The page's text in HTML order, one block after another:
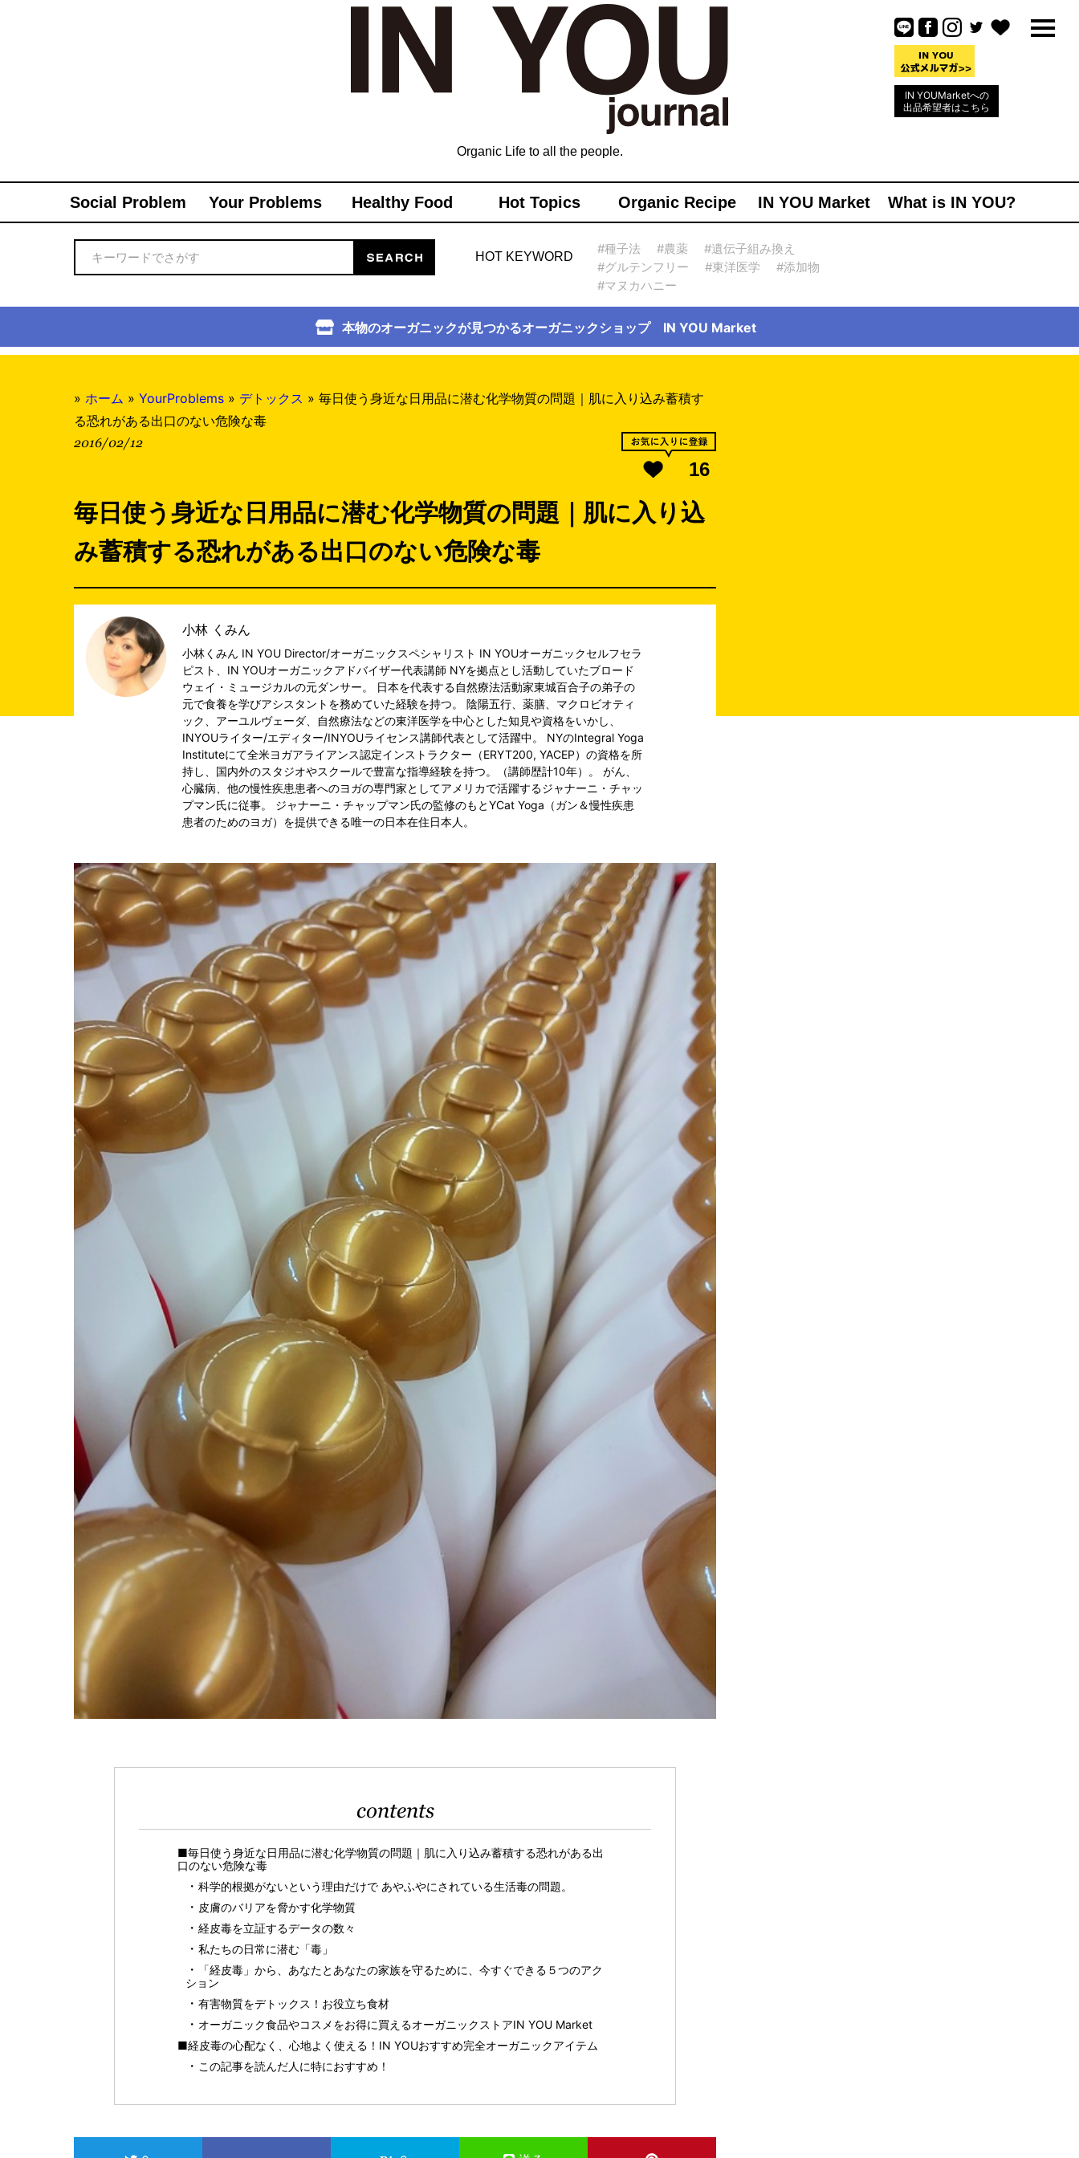
IN YOUMarketへの
出品希望者はこちら
Organic Life to all the people.
Social Problem Your Problems Healthy Food Hot Topics Organic Recipe IN YOU Market What is IN YOU?
HOT KEYWORD
#種子法 #農薬
#遺伝子組み換え
#グルテンフリー
#東洋医学
#添加物
#マヌカハニー
本物のオーガニックが見つかるオーガニックショップ IN YOU Market
» ホーム » YourProblems » デトックス » 毎日使う身近な日用品に潜む化学物質の問題｜肌に入り込み蓄積す
る恐れがある出口のない危険な毒
2016/02/12
16
毎日使う身近な日用品に潜む化学物質の問題｜肌に入り込
み蓄積する恐れがある出口のない危険な毒
小林 くみん
小林くみん IN YOU Director/オーガニックスペシャリスト IN YOUオーガニックセルフセラ
ピスト、IN YOUオーガニックアドバイザー代表講師 NYを拠点とし活動していたブロード
ウェイ・ミュージカルの元ダンサー。 日本を代表する自然療法活動家東城百合子の弟子の
元で食養を学びアシスタントを務めていた経験を持つ。 陰陽五行、薬膳、マクロビオティ
ック、アーユルヴェーダ、自然療法などの東洋医学を中心とした知見や資格をいかし、
INYOUライター/エディター/INYOUライセンス講師代表として活躍中。 NYのIntegral Yoga
Instituteにて全米ヨガアライアンス認定インストラクター（ERYT200, YACEP）の資格を所
持し、国内外のスタジオやスクールで豊富な指導経験を持つ。（講師歴計10年）。 がん、
心臓病、他の慢性疾患患者へのヨガの専門家としてアメリカで活躍するジャナーニ・チャッ
プマン氏に従事。 ジャナーニ・チャップマン氏の監修のもとYCat Yoga（ガン＆慢性疾患
患者のためのヨガ）を提供できる唯一の日本在住日本人。
contents
■毎日使う身近な日用品に潜む化学物質の問題｜肌に入り込み蓄積する恐れがある出
口のない危険な毒
科学的根拠がないという理由だけで あやふやにされている生活毒の問題。
皮膚のバリアを脅かす化学物質
経皮毒を立証するデータの数々
私たちの日常に潜む「毒」
「経皮毒」から、あなたとあなたの家族を守るために、今すぐできる５つのアク
ション
有害物質をデトックス！お役立ち食材
オーガニック食品やコスメをお得に買えるオーガニックストアIN YOU Market
■経皮毒の心配なく、心地よく使える！IN YOUおすすめ完全オーガニックアイテム
この記事を読んだ人に特におすすめ！